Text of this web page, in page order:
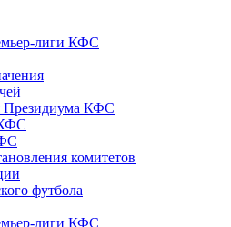
лиги КФС
Президиума КФС
комитетов
футбола
лиги КФС